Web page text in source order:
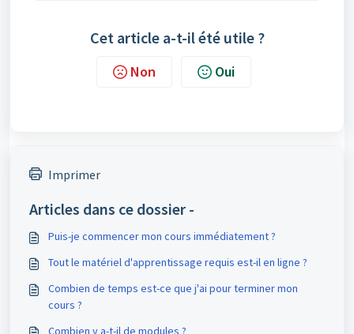
Cet article a-t-il été utile ?
Non Oui
Imprimer
Articles dans ce dossier -
Puis-je commencer mon cours immédiatement ?
Tout le matériel d'apprentissage requis est-il en ligne ?
Combien de temps est-ce que j'ai pour terminer mon
cours ?
Combien y a-t-il de modules ?